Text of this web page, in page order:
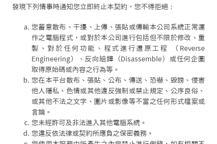
發現下列情事時通知您立即終止本契約，您不得拒絕：
您蓄意散布、干擾、上傳、張貼或傳輸本公司系統正常運
作之電腦程式，或對於本公司進行包括但不限於修改、重
製、對於任何功能、程式進行還原工程 （Reverse
Engineering）、反向組譯（Disassemble）或任何企圖
取得原始碼或內容之行為等。
您在本平台散布、張貼、公布、傳送、恐嚇、毀謗、侵害
他人隱私、色情或其他違反強制或禁止規定、公序良俗、
或其他不法之文字、圖片或影像等不當之任何形式檔案或
言論。
您未經許可及非法進入其他電腦系統。
您違反依法律或契約所應負之保密義務。